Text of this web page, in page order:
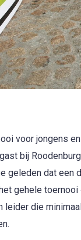
voor jongens
bij
geleden dat een
gehele
leider die